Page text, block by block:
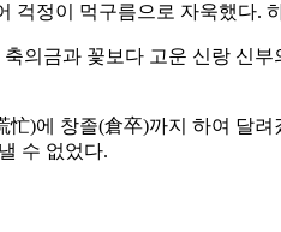
걱정이 먹구름으로 자욱했다.
의금과 꽃보다 고운 신랑 신
)에 창졸(倉卒)까지 하여 달
수 없었다.